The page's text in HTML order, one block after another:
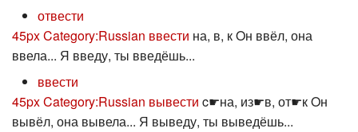
отвести
45pxCategory:Russian ввести на, в, к Oн ввёл, она
ввела... Я введу, ты введёшь...
ввести
45pxCategory:Russian вывести c☛на, из☛в, от☛к Oн
вывёл, она вывела... Я выведу, ты выведёшь...